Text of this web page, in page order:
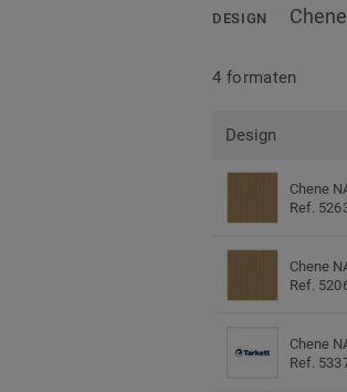
DESIGN
4 formaten
Design
Chene
Ref.
Chene
Ref.
Chene
Ref.